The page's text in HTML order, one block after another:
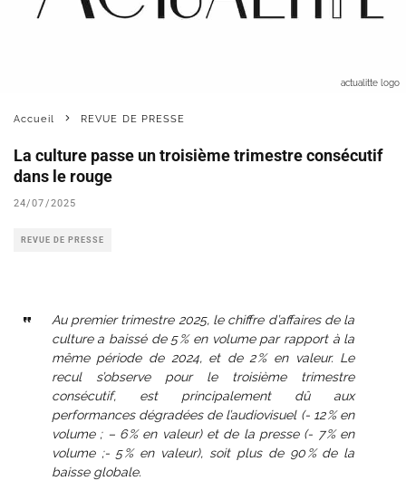
actualitte logo
Accueil REVUE DE PRESSE
La culture passe un troisième trimestre consécutif
dans le rouge
24/07/2025
REVUE DE PRESSE
Au premier trimestre 2025, le chiffre d’affaires de la
culture a baissé de 5 % en volume par rapport à la
même période de 2024, et de 2 % en valeur. Le
recul s’observe pour le troisième trimestre
consécutif, est principalement dû aux
performances dégradées de l’audiovisuel (- 12 % en
volume ; – 6 % en valeur) et de la presse (- 7 % en
volume ;- 5 % en valeur), soit plus de 90 % de la
baisse globale.